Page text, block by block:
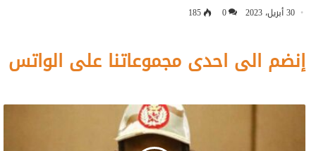
30 أبريل، 2023 0
185
إنضم الى احدى مجموعاتنا على الواتس